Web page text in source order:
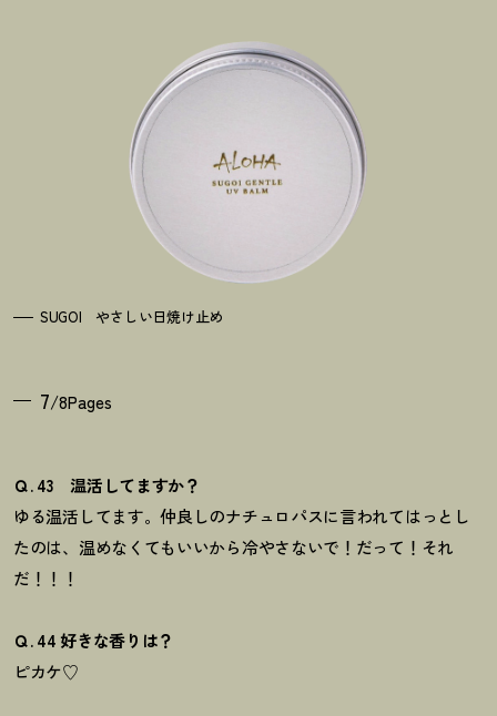
SUGOI やさしい日焼け止め
7/8Pages
Ｑ. 43 温活してますか？
ゆる温活してます。仲良しのナチュロパスに言われてはっとし
たのは、 温めなくてもいいから冷やさないで！だって！それ
だ！！！
Ｑ. 44 好きな香りは？
ピカケ♡